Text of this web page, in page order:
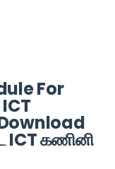
For
ICT கணினி